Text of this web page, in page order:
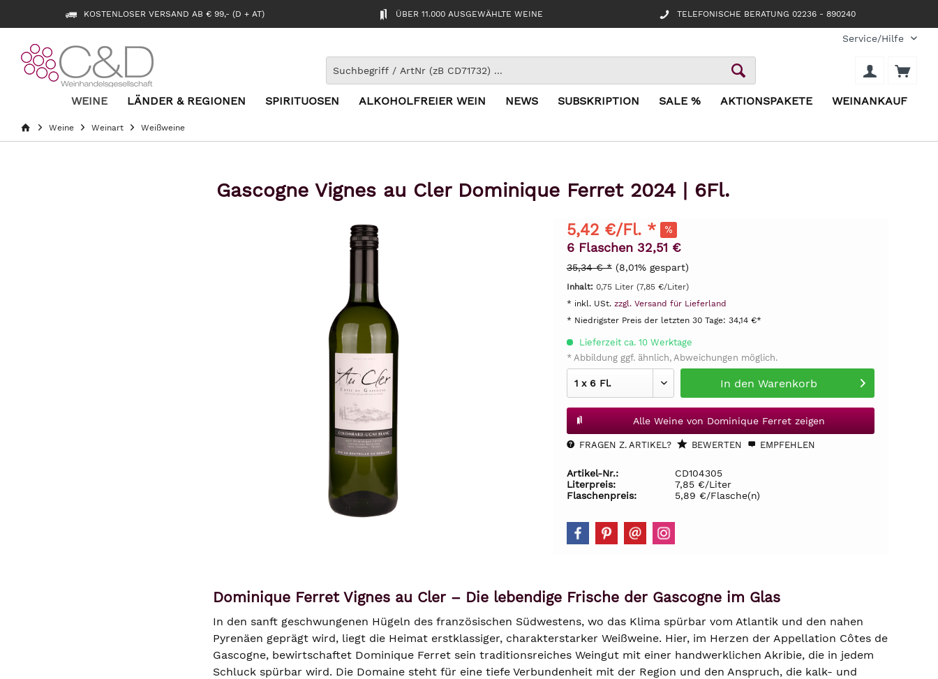
KOSTENLOSER VERSAND AB € 99,- (D + AT) ÜBER 11.000 AUSGEWÄHLTE WEINE TELEFONISCHE BERATUNG 02236 - 890240
Service/Hilfe
WEINE LÄNDER & REGIONEN SPIRITUOSEN ALKOHOLFREIER WEIN NEWS SUBSKRIPTION SALE % AKTIONSPAKETE WEINANKAUF
Weine Weinart Weißweine
Gascogne Vignes au Cler Dominique Ferret 2024 | 6Fl.
5,42 €/Fl. *
6 Flaschen 32,51 €
35,34 € * (8,01% gespart)
Inhalt: 0,75 Liter (7,85 €/Liter)
* inkl. USt. zzgl. Versand für Lieferland
* Niedrigster Preis der letzten 30 Tage: 34,14 €*
Lieferzeit ca. 10 Werktage
* Abbildung ggf. ähnlich, Abweichungen möglich.
In den Warenkorb
Alle Weine von Dominique Ferret zeigen
FRAGEN Z. ARTIKEL? BEWERTEN EMPFEHLEN
Artikel-Nr.:
CD104305
Literpreis:
7,85 €/Liter
Flaschenpreis:
5,89 €/Flasche(n)
Dominique Ferret Vignes au Cler – Die lebendige Frische der Gascogne im Glas
In den sanft geschwungenen Hügeln des französischen Südwestens, wo das Klima spürbar vom Atlantik und den nahen
Pyrenäen geprägt wird, liegt die Heimat erstklassiger, charakterstarker Weißweine. Hier, im Herzen der Appellation Côtes de
Gascogne, bewirtschaftet Dominique Ferret sein traditionsreiches Weingut mit einer handwerklichen Akribie, die in jedem
Schluck spürbar wird. Die Domaine steht für eine tiefe Verbundenheit mit der Region und den Anspruch, die kalk- und